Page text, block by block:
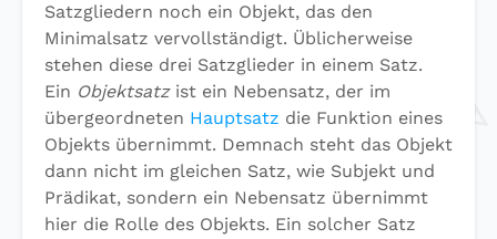
Satzgliedern noch ein Objekt, das den
Minimalsatz vervollständigt. Üblicherweise
stehen diese drei Satzglieder in einem Satz.
Ein Objektsatzist ein Nebensatz, der im
übergeordneten Hauptsatz die Funktion eines
Objekts übernimmt. Demnach steht das Objekt
dann nicht im gleichen Satz, wie Subjekt und
Prädikat, sondern ein Nebensatz übernimmt
hier die Rolle des Objekts. Ein solcher Satz